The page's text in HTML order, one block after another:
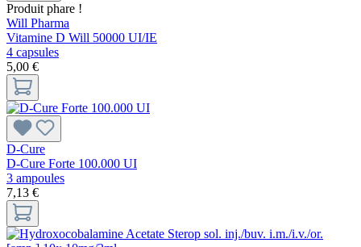
Produit phare !
Will Pharma
Vitamine D Will 50000 UI/IE
4 capsules
5,00 €
D-Cure
D-Cure Forte 100.000 UI
3 ampoules
7,13 €